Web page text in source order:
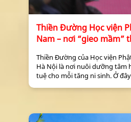
Thiền Đường Học viện
Nam – nơi “gieo mầm”
Thiền Đường của Học viện
Hà Nội là nơi nuôi dưỡng tâm
tuệ cho mỗi tăng ni sinh. Ở